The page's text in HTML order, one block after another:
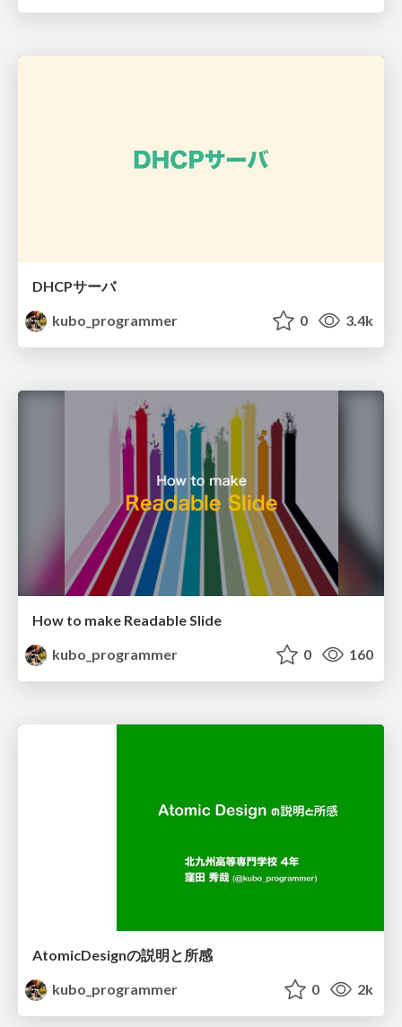
DHCPサーバ
kubo_programmer
0 3.4k
How to make Readable Slide
kubo_programmer
0 160
AtomicDesignの説明と所感
kubo_programmer
0 2k